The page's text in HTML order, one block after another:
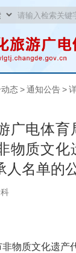
态 > 通知公告 >
广电体育
物质文化
人名单的
物质文化遗产